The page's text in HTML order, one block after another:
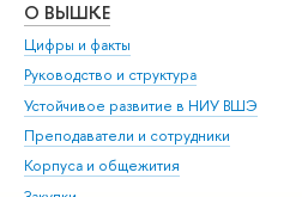
О ВЫШКЕ
Цифры и факты
Руководство и структура
Устойчивое развитие в НИУ ВШЭ
Преподаватели и сотрудники
Корпуса и общежития